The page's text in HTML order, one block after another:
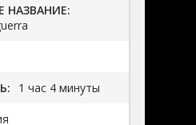
НАЗВАНИЕ:
1 час 4 минуты